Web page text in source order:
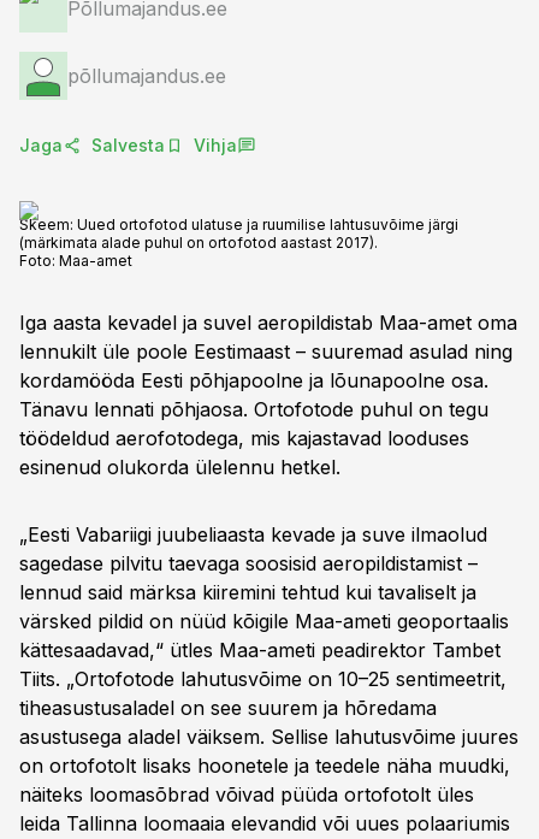
Põllumajandus.ee
põllumajandus.ee
Jaga Salvesta Vihja
Skeem: Uued ortofotod ulatuse ja ruumilise lahtusuvõime järgi
(märkimata alade puhul on ortofotod aastast 2017).
Foto: Maa-amet
Iga aasta kevadel ja suvel aeropildistab Maa-amet oma
lennukilt üle poole Eestimaast – suuremad asulad ning
kordamööda Eesti põhjapoolne ja lõunapoolne osa.
Tänavu lennati põhjaosa. Ortofotode puhul on tegu
töödeldud aerofotodega, mis kajastavad looduses
esinenud olukorda ülelennu hetkel.
„Eesti Vabariigi juubeliaasta kevade ja suve ilmaolud
sagedase pilvitu taevaga soosisid aeropildistamist –
lennud said märksa kiiremini tehtud kui tavaliselt ja
värsked pildid on nüüd kõigile Maa-ameti geoportaalis
kättesaadavad,“ ütles Maa-ameti peadirektor Tambet
Tiits. „Ortofotode lahutusvõime on 10–25 sentimeetrit,
tiheasustusaladel on see suurem ja hõredama
asustusega aladel väiksem. Sellise lahutusvõime juures
on ortofotolt lisaks hoonetele ja teedele näha muudki,
näiteks loomasõbrad võivad püüda ortofotolt üles
leida Tallinna loomaaia elevandid või uues polaariumis